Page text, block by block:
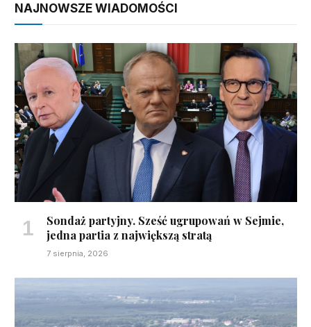
NAJNOWSZE WIADOMOŚCI
Sondaż partyjny. Sześć ugrupowań w Sejmie,
jedna partia z największą stratą
7 sierpnia, 2026